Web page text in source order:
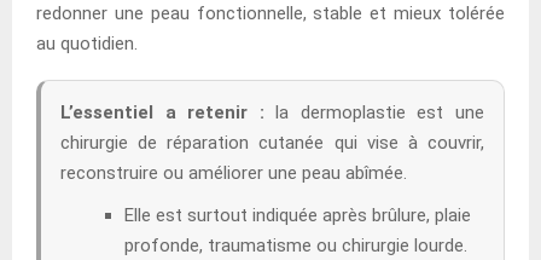
redonner une peau fonctionnelle, stable et mieux tolérée
au quotidien.
L’essentiel a retenir : la dermoplastie est une
chirurgie de réparation cutanée qui vise à couvrir,
reconstruire ou améliorer une peau abîmée.
Elle est surtout indiquée après brûlure, plaie
profonde, traumatisme ou chirurgie lourde.